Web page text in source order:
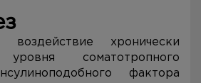
воздействие хронически
соматотропного
фактора